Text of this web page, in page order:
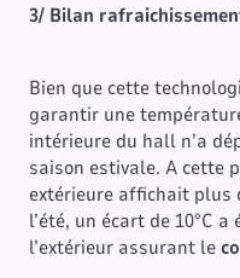
3/ Bilan
Bien que cette
garantir une
intérieure du hall n’a
saison estivale. A cette
extérieure affichait plus
l’été, un écart de 10°C
l’extérieur assurant le